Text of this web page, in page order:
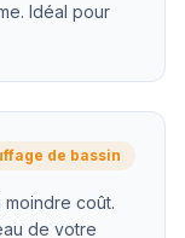
Idéal pour
de bassin
coût.
de votre